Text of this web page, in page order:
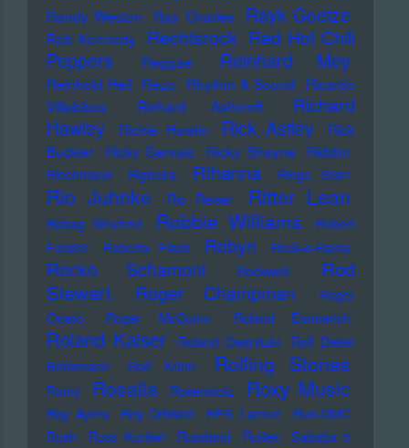
Randy Weston Ray Charles Rayk Goetze
Reb Kennedy Rechtsrock Red Hot Chili
Peppers
Reggae Reinhard Mey
Reinhold Heil Rezo Rhythm & Sound Ricardo
Villalobos
Richard Ashcroft
Richard
Hawley
Richie Hawtin Rick Astley
Rick
Buckler
Ricky Gervais Ricky Shayne Riddim
Riechmann Righeira Rihanna Ringo Starr
Rio Juhnke Rio Reiser Ritter Lean
Robag Wruhme Robbie Williams
Robert
Forster
Roberta Flack Robyn Rock-o-Rama
Rocko Schamoni Rockwell
Rod
Stewart
Roger Champman
Roger
Cicero
Roger McGuinn Roland Emmerich
Roland Kaiser Roland Owsnitzki
Rolf Dieter
Brinkmann
Rolf Kühn Rolling Stones
Romy Rosalia Rosenstolz Roxy Music
Roy Ayers Roy Orbison RPS Lanrue
Run-DMC
Rush
Russ Kunkel Russland Rutles
Sababa 5